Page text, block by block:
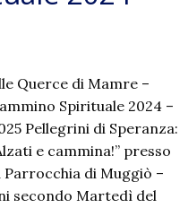
Querce di Mamre –
Spirituale 2024 –
Pellegrini di Speranza:
e cammina!” presso
Parrocchia di Muggiò –
secondo Martedì del